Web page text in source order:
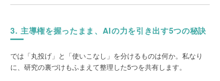
3. 主導権を握ったまま、AIの力を引き出す5つの秘訣
では「丸投げ」と「使いこなし」を分けるものは何か。私なり
に、研究の裏づけもふまえて整理した5つを共有します。